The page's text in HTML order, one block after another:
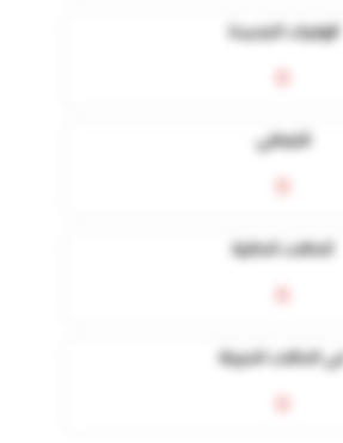
التعافي
في الحالات الحرجة